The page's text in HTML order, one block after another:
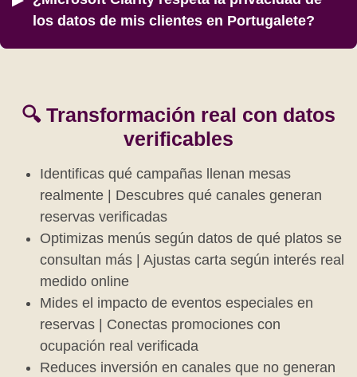
los datos de mis clientes en Portugalete?
🔍 Transformación real con datos
verificables
Identificas qué campañas llenan mesas
realmente | Descubres qué canales generan
reservas verificadas
Optimizas menús según datos de qué platos se
consultan más | Ajustas carta según interés real
medido online
Mides el impacto de eventos especiales en
reservas | Conectas promociones con
ocupación real verificada
Reduces inversión en canales que no generan